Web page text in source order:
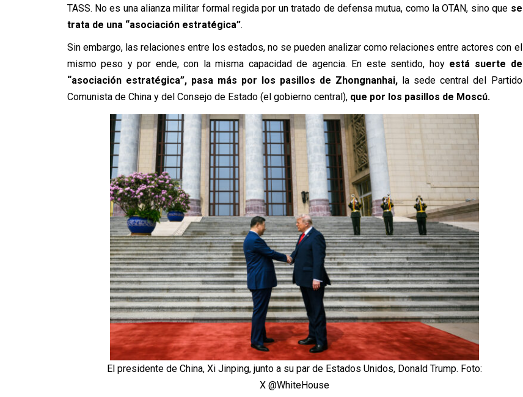
TASS. No es una alianza militar formal regida por un tratado de defensa mutua, como la OTAN, sino que se
trata de una “asociación estratégica”.
Sin embargo, las relaciones entre los estados, no se pueden analizar como relaciones entre actores con el
mismo peso y por ende, con la misma capacidad de agencia. En este sentido, hoy está suerte de
“asociación estratégica”, pasa más por los pasillos de Zhongnanhai, la sede central del Partido
Comunista de China y del Consejo de Estado (el gobierno central), que por los pasillos de Moscú.
El presidente de China, Xi Jinping, junto a su par de Estados Unidos, Donald Trump. Foto:
X @WhiteHouse